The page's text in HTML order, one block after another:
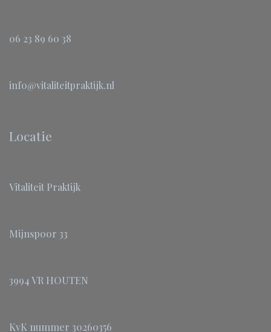
06 23 89 60 38
info@vitaliteitpraktijk.nl
Locatie
Vitaliteit Praktijk
Mijnspoor 33
3994 VR HOUTEN
KvK nummer 30260356